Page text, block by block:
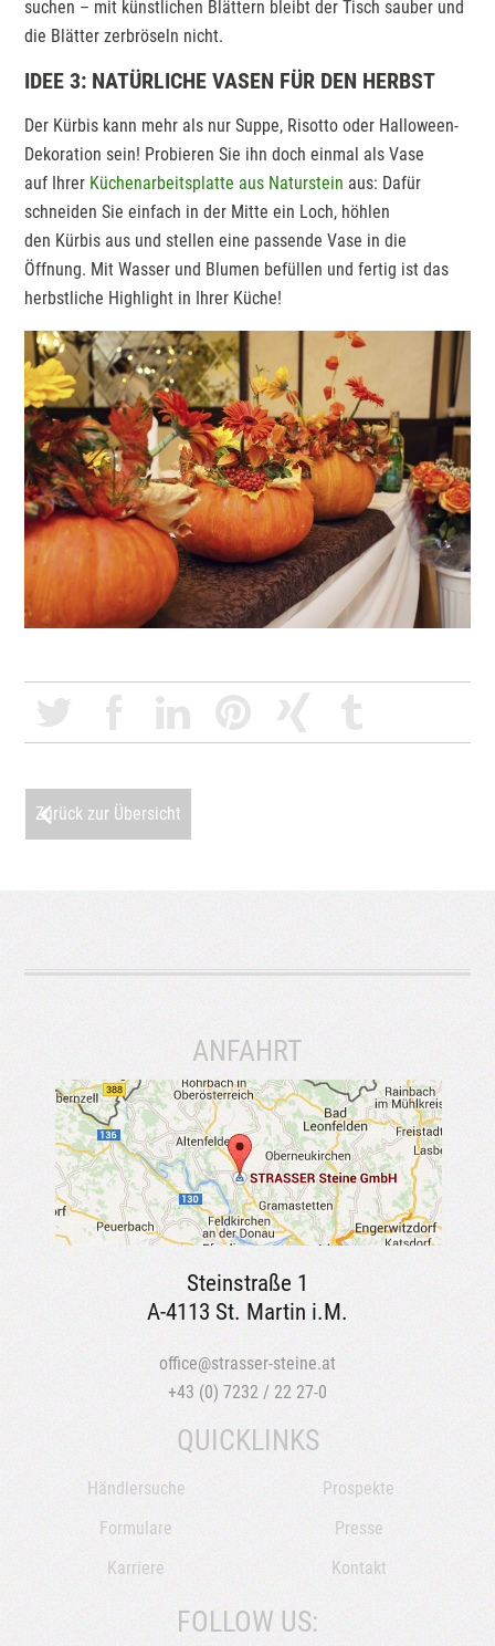
suchen – mit künstlichen Blättern bleibt der Tisch sauber und
die Blätter zerbröseln nicht.
IDEE 3: NATÜRLICHE VASEN FÜR DEN HERBST
Der Kürbis kann mehr als nur Suppe, Risotto oder Halloween-
Dekoration sein! Probieren Sie ihn doch einmal als Vase
auf Ihrer Küchenarbeitsplatte aus Naturstein aus: Dafür
schneiden Sie einfach in der Mitte ein Loch, höhlen
den Kürbis aus und stellen eine passende Vase in die
Öffnung. Mit Wasser und Blumen befüllen und fertig ist das
herbstliche Highlight in Ihrer Küche!
Zurück zur Übersicht
ANFAHRT
Steinstraße 1
A-4113 St. Martin i.M.
office@strasser-steine.at
+43 (0) 7232 / 22 27-0
QUICKLINKS
Händlersuche
Prospekte
Formulare
Presse
Karriere
Kontakt
FOLLOW US: